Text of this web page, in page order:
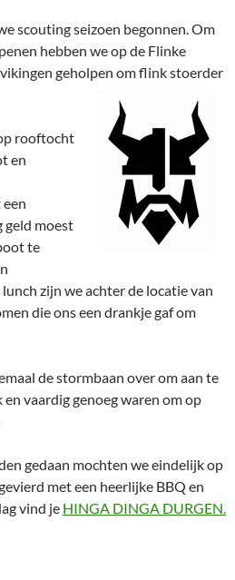
scouting seizoen begonnen. Om
hebben we op de Flinke
geholpen om flink stoerder
rooftocht
en
geld moest
te
zijn we achter de locatie van
die ons een drankje gaf om
de stormbaan over om aan te
vaardig genoeg waren om op
gedaan mochten we eindelijk op
met een heerlijke BBQ en
vind je HINGA DINGA DURGEN.